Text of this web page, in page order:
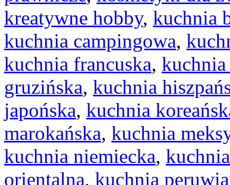
kreatywne hobby, kuchnia
kuchnia campingowa,
kuchnia francuska,
gruzińska, kuchnia
japońska, kuchnia
marokańska, kuchnia
kuchnia niemiecka,
orientalna, kuchnia